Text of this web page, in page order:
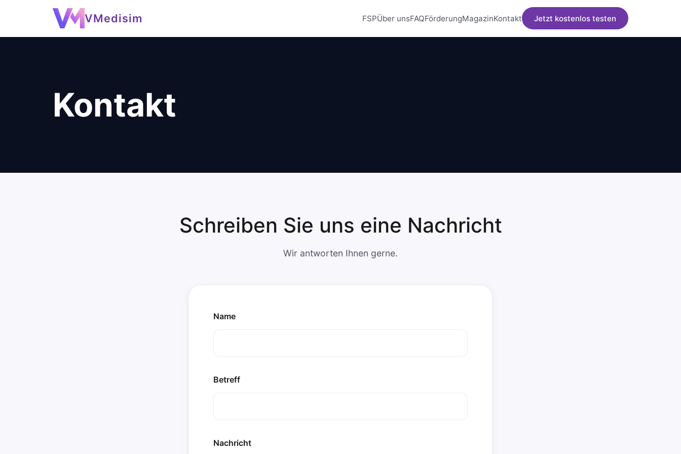
VMedisim FSPÜber unsFAQFörderungMagazinKontakt Jetzt kostenlos testen
Kontakt
Schreiben Sie uns eine Nachricht
Wir antworten Ihnen gerne.
Name
Betreff
Nachricht